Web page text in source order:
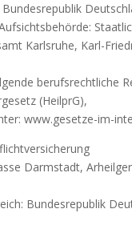
Bundesrepublik
Karlsruhe, Karl-
berufsrechtliche
(HeilprG),
www.gesetze-im-
Darmstadt,
Bundesrepublik